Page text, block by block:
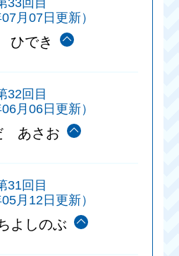
33回目
07月07日更新）
ひでき
32回目
06月06日更新）
あさお
31回目
05月12日更新）
よしのぶ